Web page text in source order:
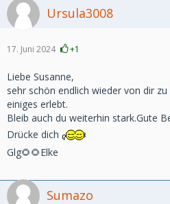
Ursula3008
17. Juni 2024 +1
Liebe Susanne,
sehr schön endlich wieder von dir
einiges erlebt.
Bleib auch du weiterhin stark.Gute
Drücke dich
Glg🌻🌻Elke
Sumazo